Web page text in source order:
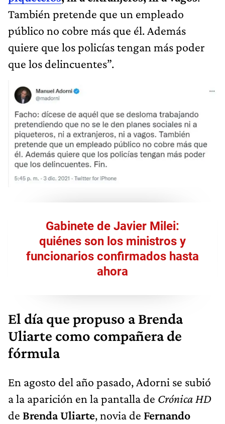
También pretende que un empleado
público no cobre más que él. Además
quiere que los policías tengan más poder
que los delincuentes”.
Gabinete de Javier Milei:
quiénes son los ministros y
funcionarios confirmados hasta
ahora
El día que propuso a Brenda
Uliarte como compañera de
fórmula
En agosto del año pasado, Adorni se subió
a la aparición en la pantalla de Crónica HD
de Brenda Uliarte, novia de Fernando